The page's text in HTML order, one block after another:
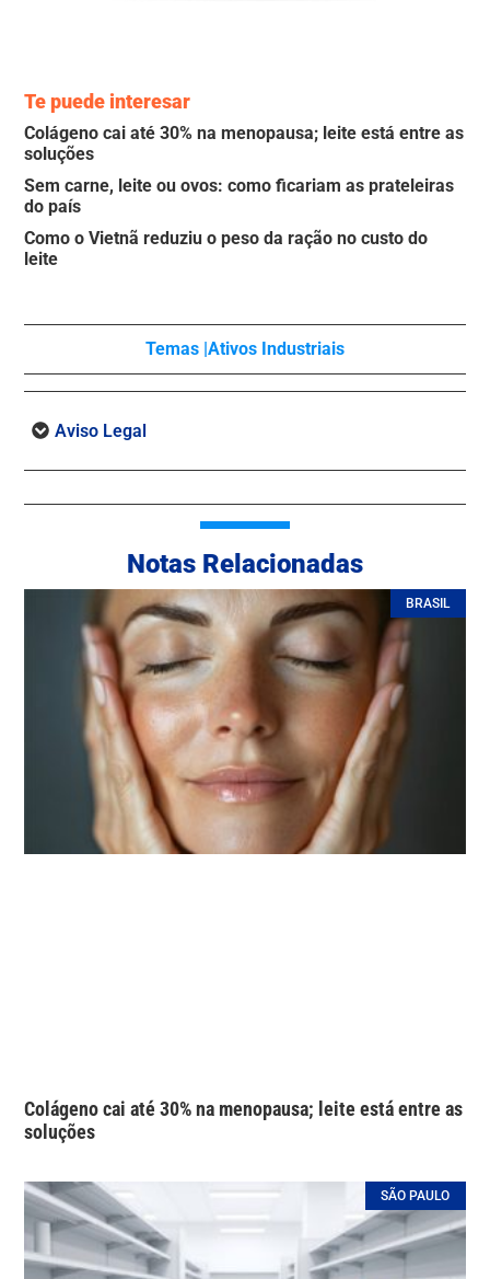
Te puede interesar
Colágeno cai até 30% na menopausa; leite está entre as
soluções
Sem carne, leite ou ovos: como ficariam as prateleiras
do país
Como o Vietnã reduziu o peso da ração no custo do
leite
Temas |Ativos Industriais
Aviso Legal
Notas Relacionadas
BRASIL
Colágeno cai até 30% na menopausa; leite está entre as
soluções
SÃO PAULO